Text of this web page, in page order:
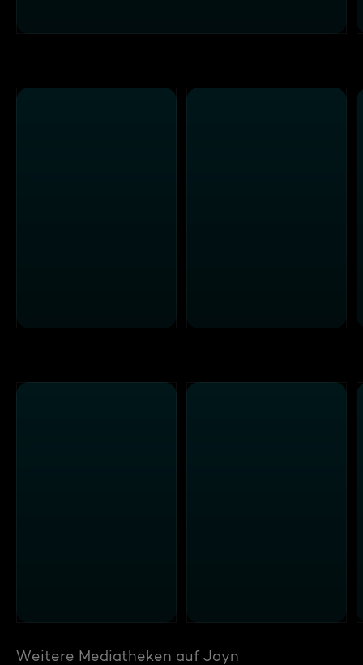
Weitere Mediatheken auf Joyn